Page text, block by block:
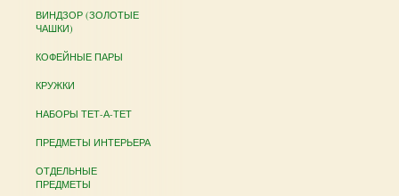
ВИНДЗОР (ЗОЛОТЫЕ
ЧАШКИ)
КОФЕЙНЫЕ ПАРЫ
КРУЖКИ
НАБОРЫ ТЕТ-А-ТЕТ
ПРЕДМЕТЫ ИНТЕРЬЕРА
ОТДЕЛЬНЫЕ
ПРЕДМЕТЫ